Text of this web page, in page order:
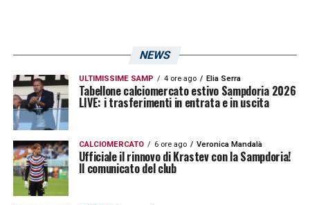
NEWS
ULTIMISSIME SAMP 4 ore ago Elia Serra
Tabellone calciomercato estivo Sampdoria 2026
LIVE: i trasferimenti in entrata e in uscita
CALCIOMERCATO 6 ore ago Veronica Mandalà
Ufficiale il rinnovo di Krastev con la Sampdoria!
Il comunicato del club